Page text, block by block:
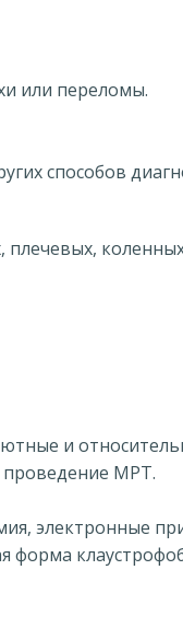
или переломы.
способов
и
проведение МРТ.
электронные
форма